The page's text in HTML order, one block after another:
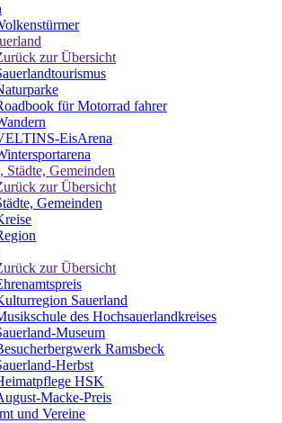
zur Übersicht
für Motorrad fahrer
EisArena
Städte, Gemeinden
zur Übersicht
Gemeinden
zur Übersicht
Sauerland
des Hochsauerlandkreises
Museum
Ramsbeck
Herbst
HSK
Macke-Preis
und Vereine